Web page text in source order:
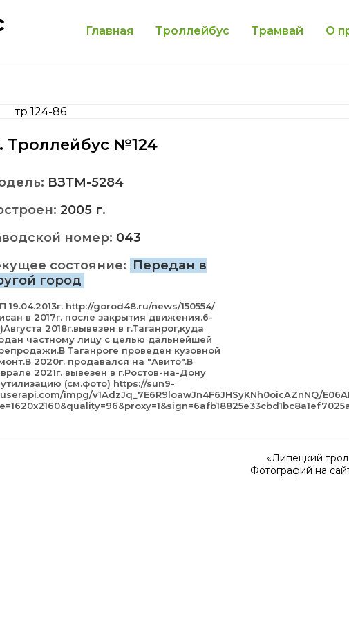
Главная Троллейбус Трамвай О
Троллейбус №124
ВЗТМ-5284
2005 г.
номер: 043
состояние: Передан в
город
19.04.2013г. http://gorod48.ru/news/150554/
в 2017г. после закрытия движения.6-
2018г.вывезен в г.Таганрог,куда
частному лицу с целью дальнейшей
Таганроге проведен кузовной
2020г. продавался на "Авито".В
2021г. вывезен в г.Ростов-на-Дону
(см.фото) https://sun9-
impg/v1AdzJq_7E6R9loawJn4F6JHSyKNh0oicAZnNQ/
«Липецкий
Фотографий на